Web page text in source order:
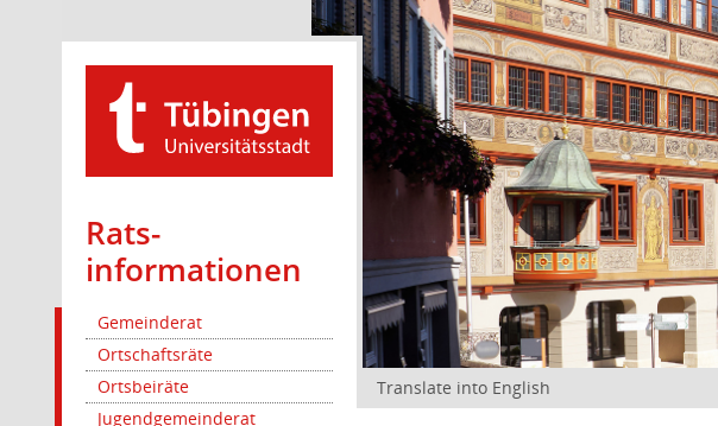
Rats­
informationen
Gemeinderat
Ortschaftsräte
Ortsbeiräte
Jugendgemeinderat
Translate into English